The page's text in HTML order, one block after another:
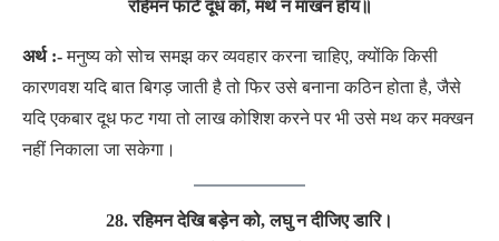
रहिमन फाटे दूध को, मथे न माखन होय॥
अर्थ :-मनुष्य को सोच समझ कर व्यवहार करना चाहिए, क्योंकि किसी
कारणवश यदि बात बिगड़ जाती है तो फिर उसे बनाना कठिन होता है, जैसे
यदि एकबार दूध फट गया तो लाख कोशिश करने पर भी उसे मथ कर मक्खन
नहीं निकाला जा सकेगा।
28. रहिमन देखि बड़ेन को, लघु न दीजिए डारि।